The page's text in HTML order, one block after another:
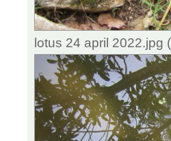
lotus 24 april 2022.jpg